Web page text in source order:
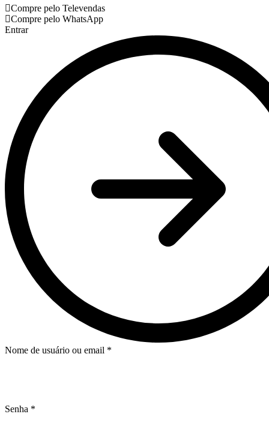
Compre pelo Televendas
Compre pelo WhatsApp
Entrar
Nome de usuário ou email *
Senha *